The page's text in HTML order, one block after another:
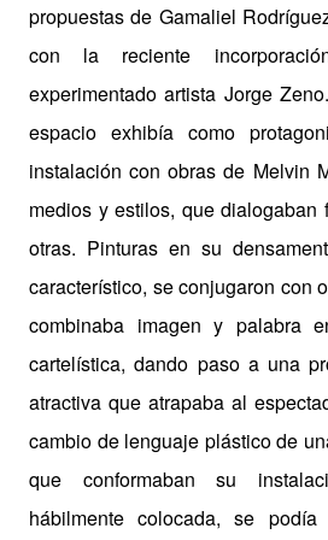
propuestas de Gamaliel
con la reciente
experimentado artista Jorge
espacio exhibía como
instalación con obras de Melvin
medios y estilos, que dialogaban
otras. Pinturas en su
característico, se conjugaron con
combinaba imagen y palabra
cartelística, dando paso a una
atractiva que atrapaba al
cambio de lenguaje plástico de
que conformaban su
hábilmente colocada, se